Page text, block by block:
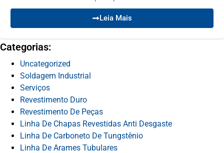
Leia Mais
Categorias:
Uncategorized
Soldagem Industrial
Serviços
Revestimento Duro
Revestimento De Peças
Linha De Chapas Revestidas Anti Desgaste
Linha De Carboneto De Tungstênio
Linha De Arames Tubulares